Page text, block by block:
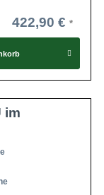
422,90 €
im